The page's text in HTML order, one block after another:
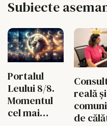
Subiecte
Portalul
Leului 8/8.
Momentul
cel mai
reală
de